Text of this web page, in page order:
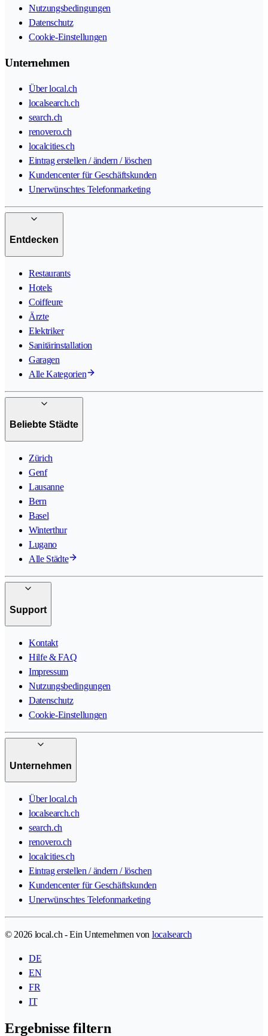
Nutzungsbedingungen
Datenschutz
Cookie-Einstellungen
Unternehmen
Über local.ch
localsearch.ch
search.ch
renovero.ch
localcities.ch
Eintrag erstellen / ändern / löschen
Kundencenter für Geschäftskunden
Unerwünschtes Telefonmarketing
Entdecken
Restaurants
Hotels
Coiffeure
Ärzte
Elektriker
Sanitärinstallation
Garagen
Alle Kategorien
Beliebte Städte
Zürich
Genf
Lausanne
Bern
Basel
Winterthur
Lugano
Alle Städte
Support
Kontakt
Hilfe & FAQ
Impressum
Nutzungsbedingungen
Datenschutz
Cookie-Einstellungen
Unternehmen
Über local.ch
localsearch.ch
search.ch
renovero.ch
localcities.ch
Eintrag erstellen / ändern / löschen
Kundencenter für Geschäftskunden
Unerwünschtes Telefonmarketing
© 2026 local.ch - Ein Unternehmen von localsearch
DE
EN
FR
IT
Ergebnisse filtern